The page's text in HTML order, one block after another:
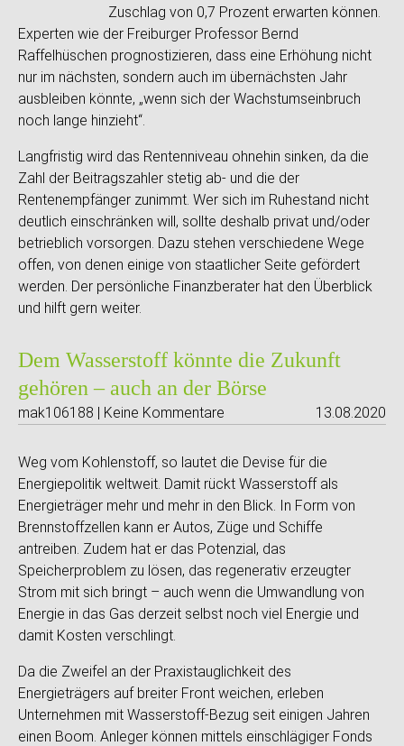
Zuschlag von 0,7 Prozent erwarten können.
Experten wie der Freiburger Professor Bernd
Raffelhüschen prognostizieren, dass eine Erhöhung nicht
nur im nächsten, sondern auch im übernächsten Jahr
ausbleiben könnte, „wenn sich der Wachstumseinbruch
noch lange hinzieht“.
Langfristig wird das Rentenniveau ohnehin sinken, da die
Zahl der Beitragszahler stetig ab- und die der
Rentenempfänger zunimmt. Wer sich im Ruhestand nicht
deutlich einschränken will, sollte deshalb privat und/oder
betrieblich vorsorgen. Dazu stehen verschiedene Wege
offen, von denen einige von staatlicher Seite gefördert
werden. Der persönliche Finanzberater hat den Überblick
und hilft gern weiter.
Dem Wasserstoff könnte die Zukunft
gehören – auch an der Börse
mak106188 | Keine Kommentare 13.08.2020
Weg vom Kohlenstoff, so lautet die Devise für die
Energiepolitik weltweit. Damit rückt Wasserstoff als
Energieträger mehr und mehr in den Blick. In Form von
Brennstoffzellen kann er Autos, Züge und Schiffe
antreiben. Zudem hat er das Potenzial, das
Speicherproblem zu lösen, das regenerativ erzeugter
Strom mit sich bringt – auch wenn die Umwandlung von
Energie in das Gas derzeit selbst noch viel Energie und
damit Kosten verschlingt.
Da die Zweifel an der Praxistauglichkeit des
Energieträgers auf breiter Front weichen, erleben
Unternehmen mit Wasserstoff-Bezug seit einigen Jahren
einen Boom. Anleger können mittels einschlägiger Fonds